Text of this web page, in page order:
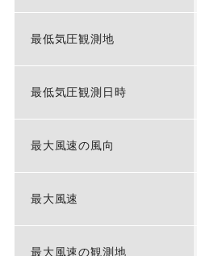
最低気圧観測地
最低気圧観測日時
最大風速の風向
最大風速
最大風速の観測地